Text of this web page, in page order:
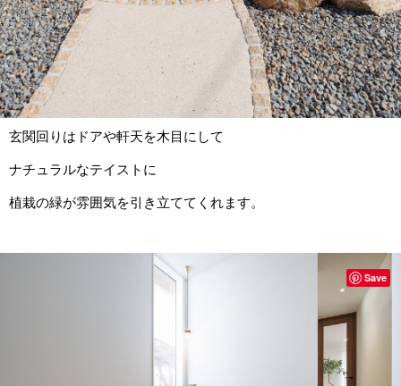
玄関回りはドアや軒天を木目にして
ナチュラルなテイストに
植栽の緑が雰囲気を引き立ててくれます。
Save